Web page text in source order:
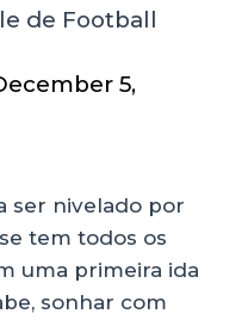
de Football
5,
ser nivelado por
tem todos os
uma primeira ida
sonhar com